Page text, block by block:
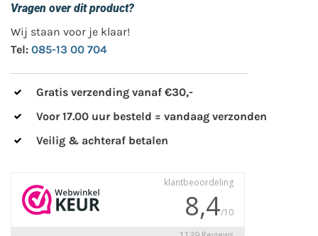
Vragen over dit product?
Wij staan voor je klaar!
Tel: 085-13 00 704
Gratis verzending vanaf €30,-
Voor 17.00 uur besteld = vandaag verzonden
Veilig & achteraf betalen